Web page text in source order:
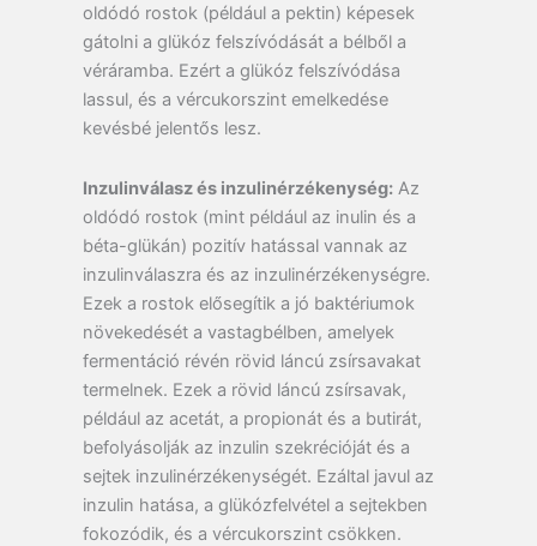
oldódó rostok (például a pektin) képesek
gátolni a glükóz felszívódását a bélből a
véráramba. Ezért a glükóz felszívódása
lassul, és a vércukorszint emelkedése
kevésbé jelentős lesz.
Inzulinválasz és inzulinérzékenység:Az
oldódó rostok (mint például az inulin és a
béta-glükán) pozitív hatással vannak az
inzulinválaszra és az inzulinérzékenységre.
Ezek a rostok elősegítik a jó baktériumok
növekedését a vastagbélben, amelyek
fermentáció révén rövid láncú zsírsavakat
termelnek. Ezek a rövid láncú zsírsavak,
például az acetát, a propionát és a butirát,
befolyásolják az inzulin szekrécióját és a
sejtek inzulinérzékenységét. Ezáltal javul az
inzulin hatása, a glükózfelvétel a sejtekben
fokozódik, és a vércukorszint csökken.